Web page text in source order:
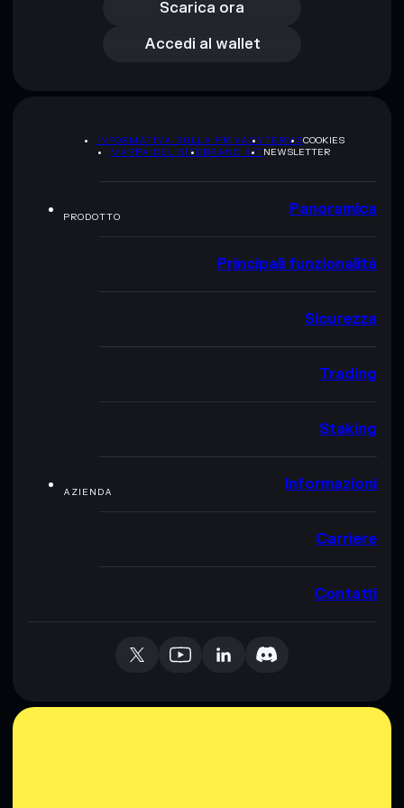
Scarica ora
Accedi al wallet
Accedi al wallet
INFORMATIVA SULLA PRIVACYTERMSCOOKIES
MAPPA DEL SITOBRAND KITNEWSLETTER
PRODOTTO Panoramica
Principali funzionalità
Sicurezza
Trading
Staking
AZIENDA Informazioni
Carriere
Contatti